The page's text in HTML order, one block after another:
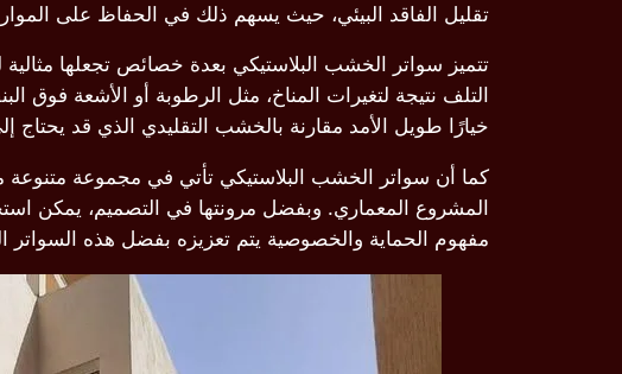
تقليل الفاقد البيئي، حيث يسهم ذلك في الحفاظ على
تتميز سواتر الخشب البلاستيكي بعدة خصائص تجعلها مثالية
التلف نتيجة لتغيرات المناخ، مثل الرطوبة أو الأشعة فوق
خيارًا طويل الأمد مقارنة بالخشب التقليدي الذي قد يحتاج
كما أن سواتر الخشب البلاستيكي تأتي في مجموعة متنوعة
المشروع المعماري. وبفضل مرونتها في التصميم، يمكن
مفهوم الحماية والخصوصية يتم تعزيزه بفضل هذه السواتر